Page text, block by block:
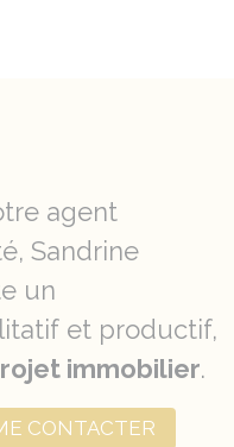
agent
Sandrine
un
et productif,
immobilier.
CONTACTER